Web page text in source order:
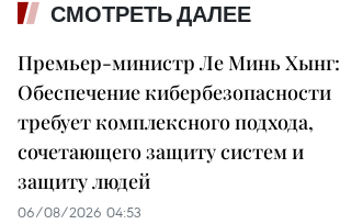
СМОТРЕТЬ ДАЛЕЕ
Премьер-министр Ле Минь Хынг:
Обеспечение кибербезопасности
требует комплексного подхода,
сочетающего защиту систем и
защиту людей
06/08/2026 04:53